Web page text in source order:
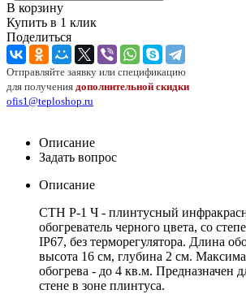
В корзину
Купить в 1 клик
Поделиться
Отправляйте заявку или спецификацию
для получения дополнительной скидки
ofis1@teploshop.ru
Описание
Задать вопрос
Описание
СТН Р-1 Ч - плинтусный
обогреватель черного цвета, со
IP67, без терморегулятора. Длина
высота 16 см, глубина 2 см.
обогрева - до 4 кв.м. Предназначен
стене в зоне плинтуса.